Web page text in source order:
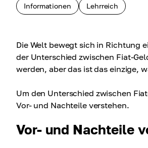
Informationen Lehrreich
Die Welt bewegt sich in Richtung
der Unterschied zwischen Fiat-
werden, aber das ist das einzige,
Um den Unterschied zwischen
Vor- und Nachteile verstehen.
Vor- und Nachteile